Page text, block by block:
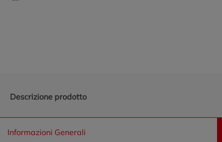
Descrizione prodotto
Informazioni Generali